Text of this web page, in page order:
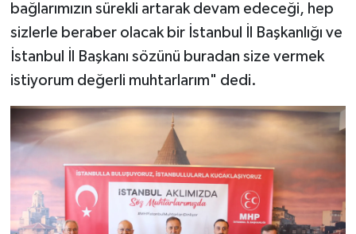
bağlarımızın sürekli artarak devam edeceği, hep
sizlerle beraber olacak bir İstanbul İl Başkanlığı ve
İstanbul İl Başkanı sözünü buradan size vermek
istiyorum değerli muhtarlarım" dedi.